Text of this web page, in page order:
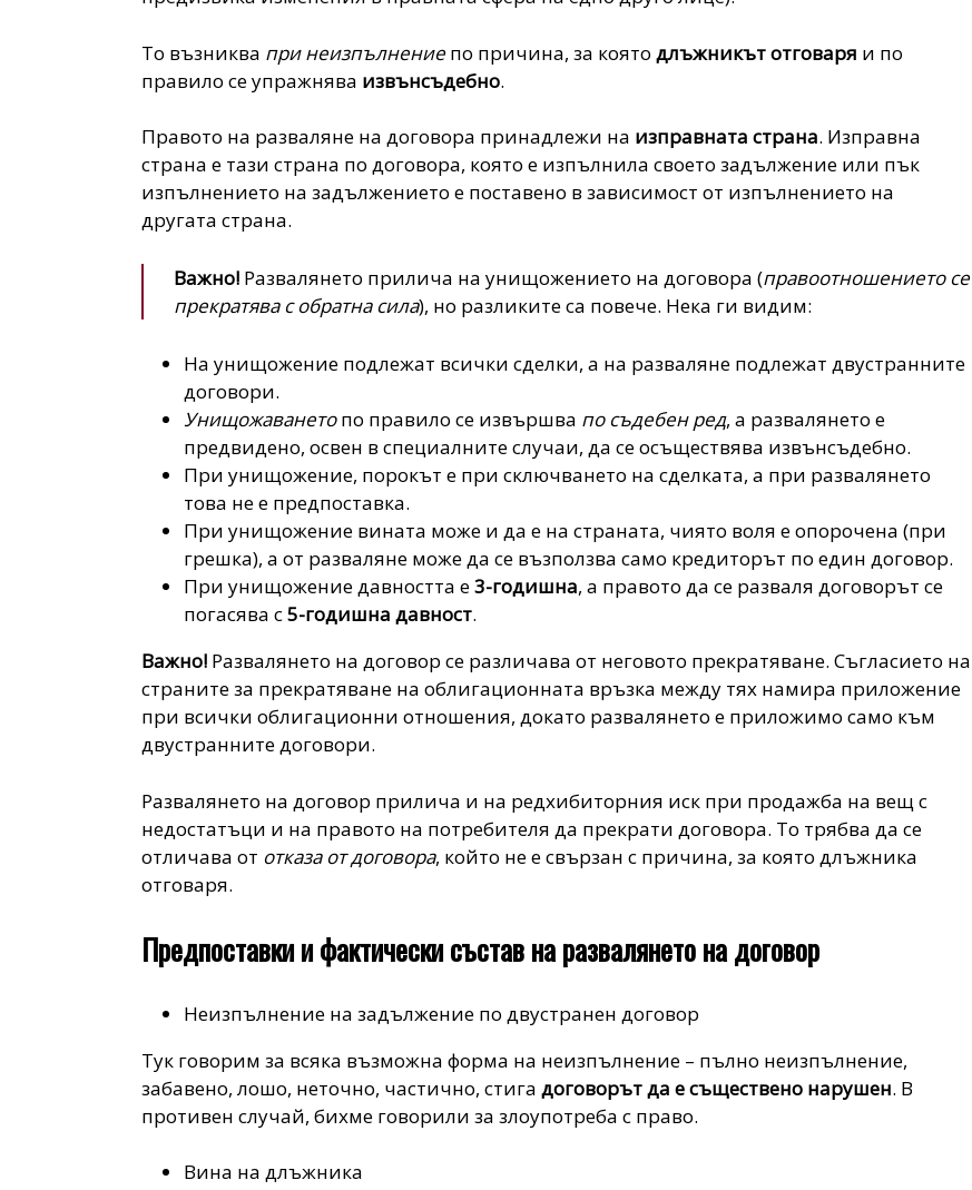
То възниква при неизпълнениепо причина, за коятодлъжникът отговаря и по
правило се упражнява извънсъдебно.
Правото на разваляне на договора принадлежи на изправната страна. Изправна
страна е тази страна по договора, която е изпълнила своето задължение или пък
изпълнението на задължението е поставено в зависимост от изпълнението на
другата страна.
Важно! Развалянето прилича на унищожението на договора (правоотношението се
прекратява с обратна сила), но разликите са повече. Нека ги видим:
На унищожение подлежат всички сделки, а на разваляне подлежат двустранните
договори.
Унищожаванетопо правило се извършва по съдебен ред, а развалянето е
предвидено, освен в специалните случаи, да се осъществява извънсъдебно.
При унищожение, порокът е при сключването на сделката, а при развалянето
това не е предпоставка.
При унищожение вината може и да е на страната, чиято воля е опорочена (при
грешка), а от разваляне може да се възползва само кредиторът по един договор.
При унищожение давността е3-годишна, а правото да се разваля договорът се
погасява с5-годишна давност.
Важно! Развалянето на договор се различава от неговото прекратяване. Съгласието на
страните за прекратяване на облигационната връзка между тях намира приложение
при всички облигационни отношения, докато развалянето е приложимо само към
двустранните договори.
Развалянето на договор прилича и на редхибиторния иск при продажба на вещ с
недостатъци и на правото на потребителя да прекрати договора. То трябва да се
отличава от отказа от договора, който не е свързан с причина, за която длъжника
отговаря.
Предпоставки и фактически състав на развалянето на договор
Неизпълнение на задължение по двустранен договор
Тук говорим за всяка възможна форма на неизпълнение – пълно неизпълнение,
забавено, лошо, неточно, частично, стигадоговорът да е съществено нарушен. В
противен случай, бихме говорили за злоупотреба с право.
Вина на длъжника